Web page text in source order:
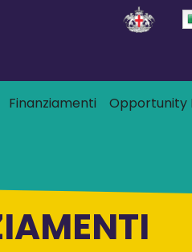
Salta al contenuto principale
Finanziamenti Opportunity